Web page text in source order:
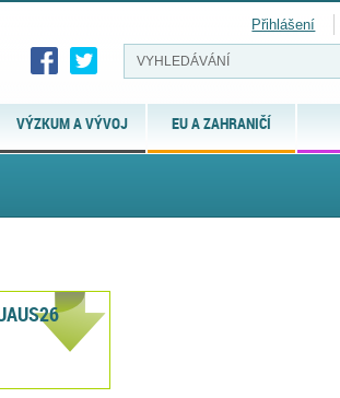
VÝZKUM A VÝVOJ EU A ZAHRANIČÍ
Přihlášení